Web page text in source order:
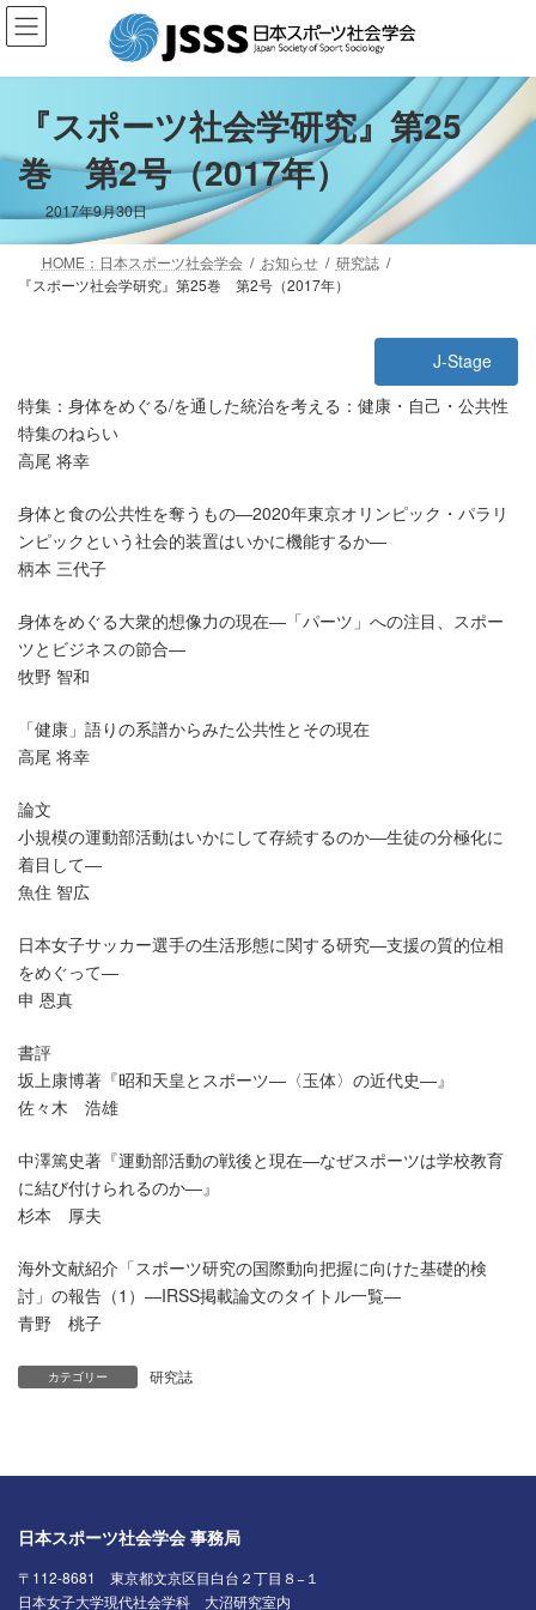
コ
ン
ス
ッ
ナ
ビ
ン
移
『スポーツ社会学研究』第25
巻 第2号（2017年）
2017年9月30日
HOME：日本スポーツ社会学会 お知らせ
研究誌
『スポーツ社会学研究』第25巻 第2号（2017年）
J-Stage
特集：身体をめぐる/を通した統治を考える：健康・自己・公共性
特集のねらい
高尾 将幸
身体と食の公共性を奪うもの―2020年東京オリンピック・パラリ
ンピックという社会的装置はいかに機能するか―
柄本 三代子
身体をめぐる大衆的想像力の現在―「パーツ」への注目、スポー
ツとビジネスの節合―
牧野 智和
「健康」語りの系譜からみた公共性とその現在
高尾 将幸
論文
小規模の運動部活動はいかにして存続するのか―生徒の分極化に
着目して―
魚住 智広
日本女子サッカー選手の生活形態に関する研究―支援の質的位相
をめぐって―
申 恩真
書評
坂上康博著『昭和天皇とスポーツ―〈玉体〉の近代史―』
佐々木 浩雄
中澤篤史著『運動部活動の戦後と現在―なぜスポーツは学校教育
に結び付けられるのか―』
杉本 厚夫
海外文献紹介「スポーツ研究の国際動向把握に向けた基礎的検
討」の報告（1）―IRSS掲載論文のタイトル一覧―
青野 桃子
カテゴリー 研究誌
日本スポーツ社会学会 事務局
〒112-8681 東京都文京区目白台２丁目８−１
日本女子大学現代社会学科 大沼研究室内